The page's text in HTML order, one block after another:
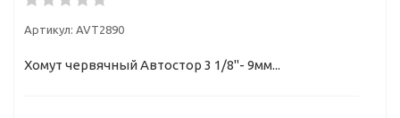
Артикул: AVT2890
Хомут червячный Автостор 3 1/8"- 9мм...